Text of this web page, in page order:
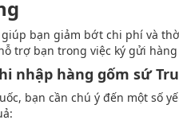
bạn giảm bớt chi phí và
trợ bạn trong việc ký gửi
nhập hàng gốm sứ
bạn cần chú ý đến một số